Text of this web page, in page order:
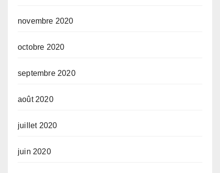
novembre 2020
octobre 2020
septembre 2020
août 2020
juillet 2020
juin 2020